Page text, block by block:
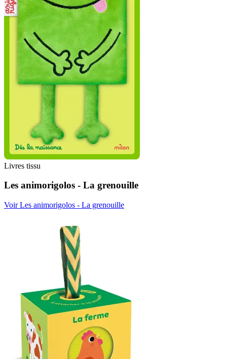
Livres tissu
Les animorigolos - La grenouille
Voir Les animorigolos - La grenouille